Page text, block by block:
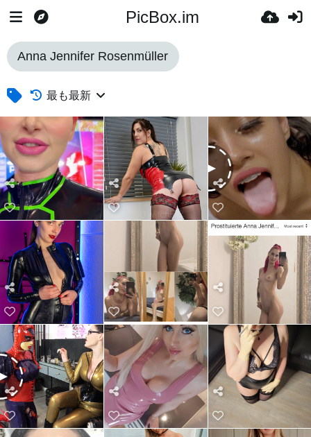
PicBox.im
Anna Jennifer Rosenmüller
最も最新